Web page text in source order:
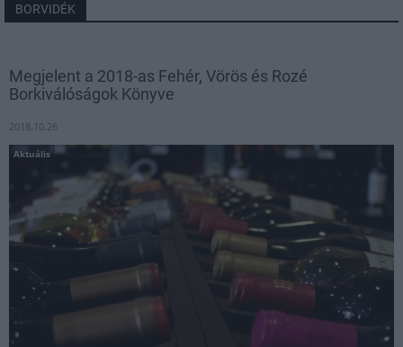
BORVIDÉK
Megjelent a 2018-as Fehér, Vörös és Rozé
Borkiválóságok Könyve
2018.10.26
Aktuális